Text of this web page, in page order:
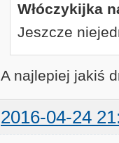
Włóczykijka
Jeszcze
A najlepiej jakiś
2016-04-24